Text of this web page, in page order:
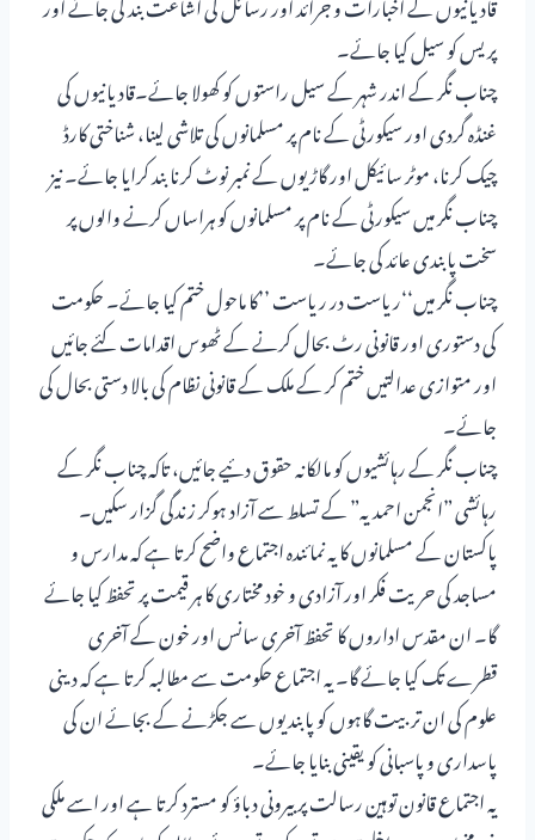
پریس کو سیل کیا جائے۔
چناب نگر کے اندر شہر کے سیل راستوں کو کھولا جائے۔قادیانیوں کی
غنڈہ گردی اور سیکورٹی کے نام پر مسلمانوں کی تلاشی لینا، شناختی کارڈ
چیک کرنا، موٹر سائیکل اور گاڑیوں کے نمبر نوٹ کرنا بند کرایا جائے۔ نیز
چناب نگر میں سیکورٹی کے نام پر مسلمانوں کو ہراساں کرنے والوں پر
سخت پابندی عائد کی جائے۔
چناب نگر میں‘‘ریاست در ریاست ’’کا ماحول ختم کیا جائے۔ حکومت
کی دستوری اور قانونی رٹ بحال کرنے کے ٹھوس اقدامات کئے جائیں
اور متوازی عدالتیں ختم کر کے ملک کے قانونی نظام کی بالا دستی بحال کی
جائے۔
چناب نگر کے رہائشیوں کو مالکانہ حقوق دئیے جائیں، تاکہ چناب نگر کے
رہائشی ”انجمن احمدیہ” کے تسلط سے آزاد ہوکر زندگی گزار سکیں۔
پاکستان کے مسلمانوں کا یہ نمائندہ اجتماع واضح کرتا ہے کہ مدارس و
مساجد کی حریت فکر اور آزادی و خود مختاری کا ہر قیمت پر تحفظ کیا جائے
گا۔ ان مقدس اداروں کا تحفظ آخری سانس اور خون کے آخری
قطرے تک کیا جائے گا۔ یہ اجتماع حکومت سے مطالبہ کرتا ہے کہ دینی
علوم کی ان تربیت گاہوں کو پابندیوں سے جکڑنے کے بجائے ان کی
پاسداری و پاسبانی کو یقینی بنایا جائے۔
یہ اجتماع قانون توہین رسالت پر بیرونی دباؤ کو مسترد کرتا ہے اور اسے ملکی